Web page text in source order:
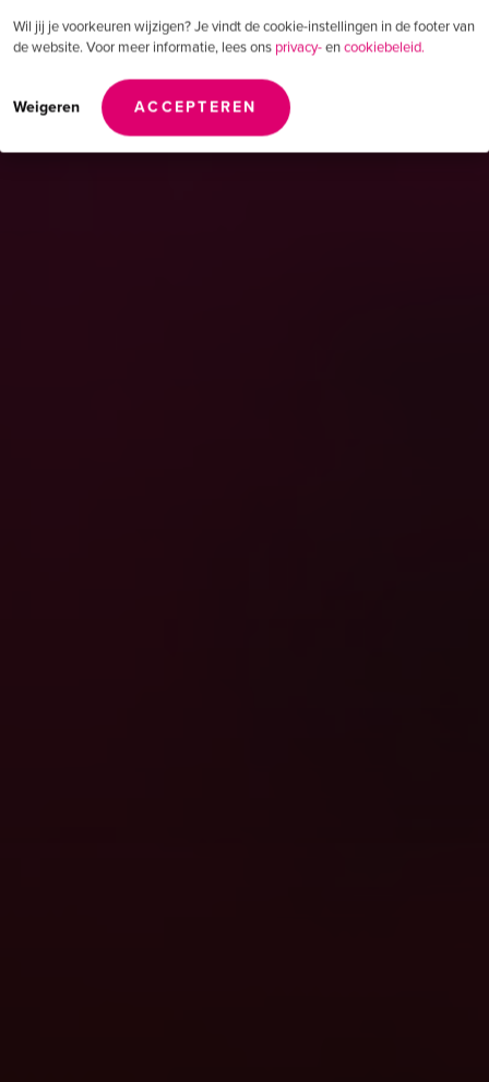
Wil jij je voorkeuren wijzigen? Je vindt de cookie-instellingen in de footer van
de website. Voor meer informatie, lees ons privacy-encookiebeleid.
Weigeren ACCEPTEREN